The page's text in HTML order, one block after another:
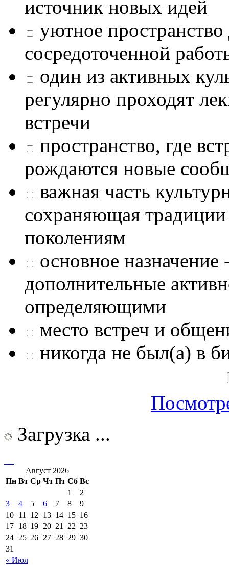
источник новых идей
уютное
сосредоточенной
один из активных
регулярно проходят
встречи
пространство, где
рождаются новые
важная часть
сохраняющая
поколениям
основное назначение
дополнительные
определяющими
место встреч и
никогда не был(а) в
Загрузка ...
Август 2026
Пн Вт Ср Чт Пт Сб Вс
« Июл
1
2
3
4 5 6 7 8
9
10 11 12 13 14 15 16
17 18 19 20 21 22 23
24 25 26 27 28 29 30
31